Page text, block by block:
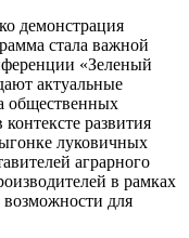
демонстрация
стала важной
«Зеленый
актуальные
общественных
развития
луковичных
аграрного
в рамках
для